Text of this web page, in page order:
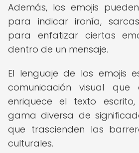
Además, los emojis
para indicar ironía,
para enfatizar ciertas
dentro de un mensaje.
El lenguaje de los emojis
comunicación visual que
enriquece el texto
gama diversa de
que trascienden las
culturales.